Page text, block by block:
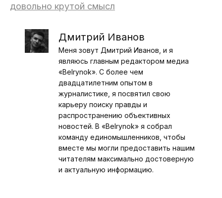
довольно крутой смысл
Дмитрий Иванов
Меня зовут Дмитрий Иванов, и я
являюсь главным редактором медиа
«Belrynok». С более чем
двадцатилетним опытом в
журналистике, я посвятил свою
карьеру поиску правды и
распространению объективных
новостей. В «Belrynok» я собрал
команду единомышленников, чтобы
вместе мы могли предоставить нашим
читателям максимально достоверную
и актуальную информацию.